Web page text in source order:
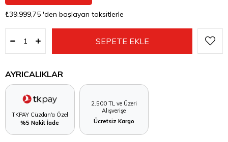
₺39.999,75 'den başlayan taksitlerle
AYRICALIKLAR
TKPAY Cüzdan'a Özel
%5 Nakit İade
2.500 TL ve Üzeri
Alışverişe
Ücretsiz Kargo